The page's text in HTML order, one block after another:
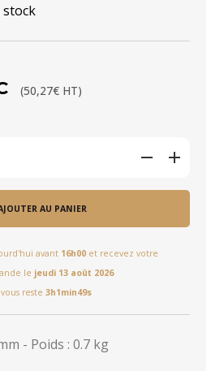
stock
(50,27€ HT)
AU PANIER
avant 16h00 et recevez votre
le jeudi 13 août 2026
reste 3h1min49s
- Poids : 0.7 kg